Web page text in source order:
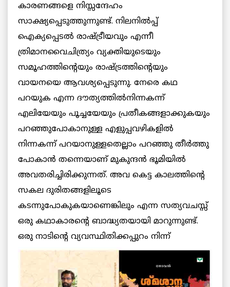
കാരണങ്ങളെ നിസ്സന്ദേഹം
സാക്ഷ്യപ്പെടുത്തുന്നുണ്ട്. നിലനില്‍പ്പ്
ഐക്യപ്പെടല്‍ രാഷ്ട്രീയവും എന്നീ
ത്രിമാനവൈചിത്ര്യം വ്യക്തിയുടെയും
സമൂഹത്തിന്റെയും രാഷ്ട്രത്തിന്റെയും
വായനയെ ആവശ്യപ്പെടുന്നു. നേരെ കഥ
പറയുക എന്ന ദൗത്യത്തില്‍നിന്നകന്ന്
എലിയേയും പൂച്ചയേയും പ്രതീകങ്ങളാക്കുകയും
പറഞ്ഞുപോകാനുള്ള എളുപ്പവഴികളില്‍
നിന്നകന്ന് പറയാനുള്ളതെല്ലാം പറഞ്ഞു തീര്‍ത്തു
പോകാന്‍ തന്നെയാണ് മുകുന്ദന്‍ ഭൂമിയില്‍
അവതരിച്ചിരിക്കുന്നത്. അവ കെട്ട കാലത്തിന്റെ
സകല ദുരിതങ്ങളിലൂടെ
കടന്നുപോകുകയാണെങ്കിലും എന്ന സത്യവചസ്സ്
ഒരു കഥാകാരന്റെ ബാദ്ധ്യതയായി മാറുന്നുണ്ട്.
ഒരു നാടിന്റെ വ്യവസ്ഥിതിക്കപ്പുറം നിന്ന്